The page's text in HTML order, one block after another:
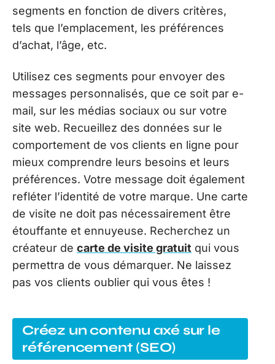
segments en fonction de divers critères,
tels que l’emplacement, les préférences
d’achat, l’âge, etc.
Utilisez ces segments pour envoyer des
messages personnalisés, que ce soit par e-
mail, sur les médias sociaux ou sur votre
site web. Recueillez des données sur le
comportement de vos clients en ligne pour
mieux comprendre leurs besoins et leurs
préférences. Votre message doit également
refléter l’identité de votre marque. Une carte
de visite ne doit pas nécessairement être
étouffante et ennuyeuse. Recherchez un
créateur de carte de visite gratuit qui vous
permettra de vous démarquer. Ne laissez
pas vos clients oublier qui vous êtes !
Créez un contenu axé sur le
référencement (SEO)